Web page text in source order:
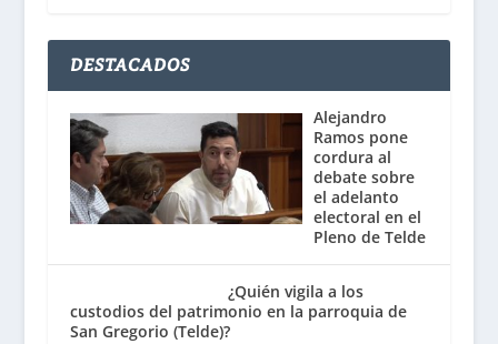
DESTACADOS
Alejandro
Ramos pone
cordura al
debate sobre
el adelanto
electoral en el
Pleno de Telde
¿Quién vigila a los
custodios del patrimonio en la parroquia de
San Gregorio (Telde)?